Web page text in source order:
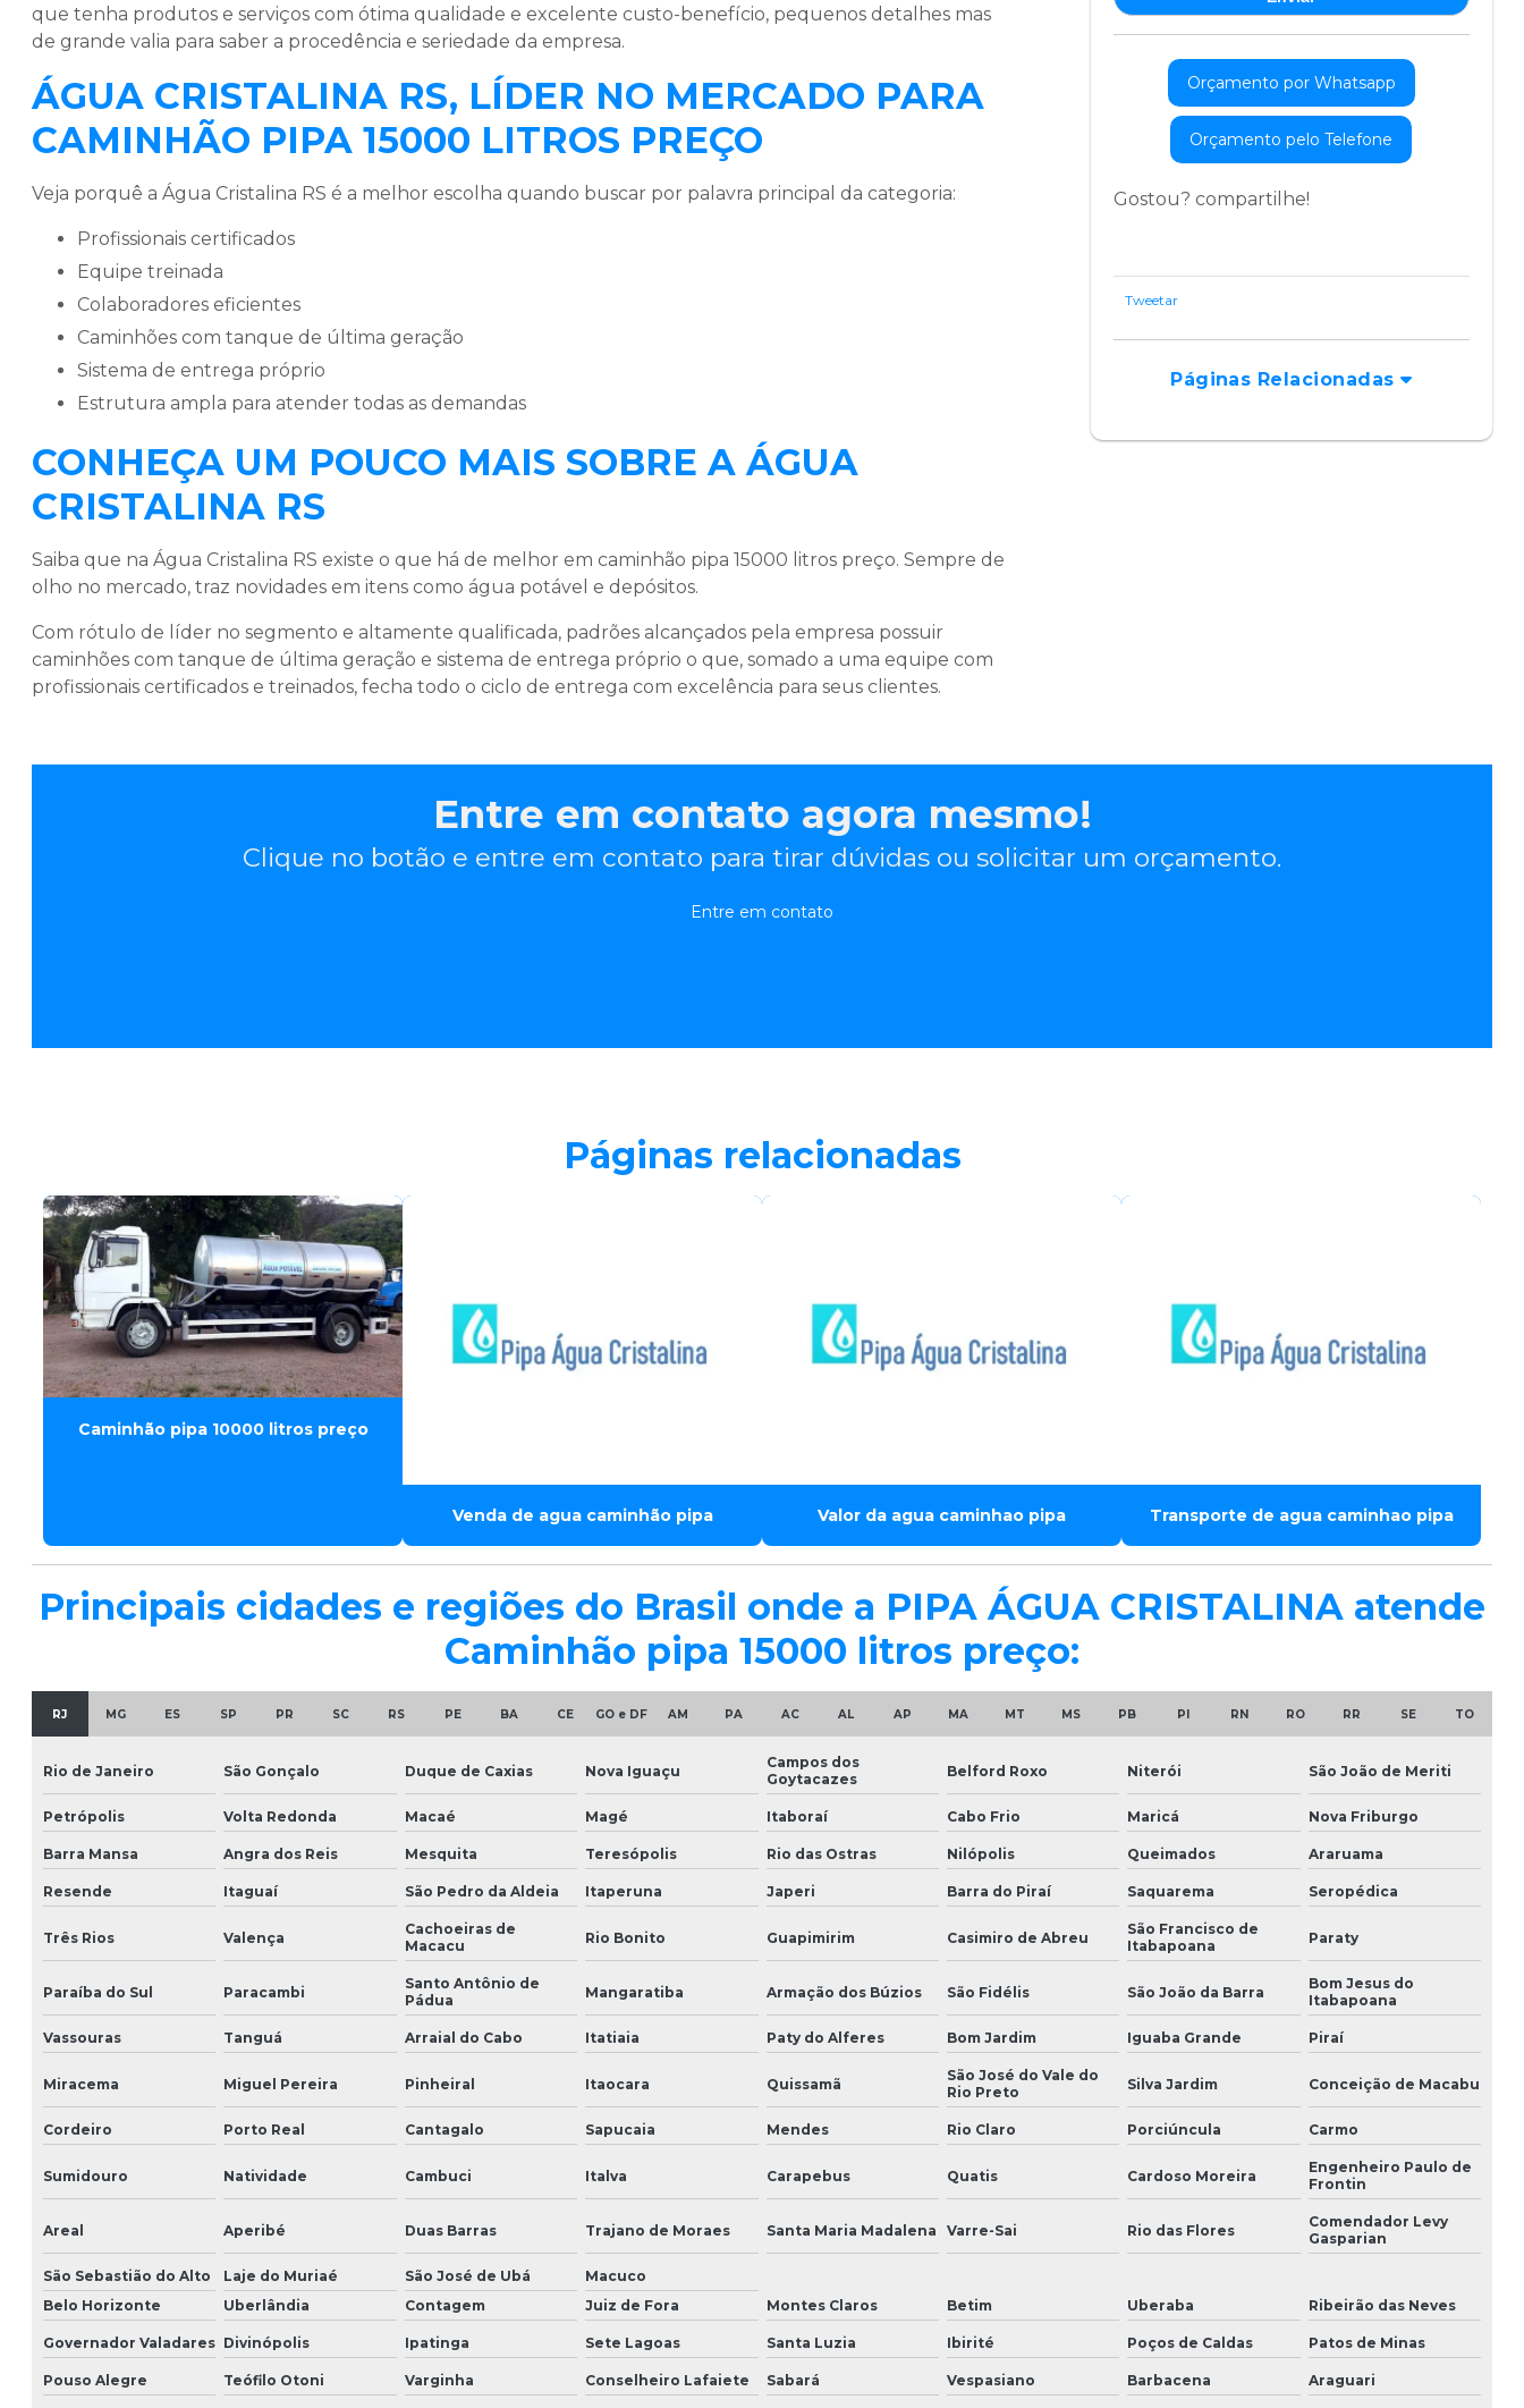
que tenha produtos e serviços com ótima qualidade e excelente custo-benefício, pequenos detalhes mas
de grande valia para saber a procedência e seriedade da empresa.
ÁGUA CRISTALINA RS, LÍDER NO MERCADO PARA
CAMINHÃO PIPA 15000 LITROS PREÇO
Veja porquê a Água Cristalina RS é a melhor escolha quando buscar por palavra principal da categoria:
profissionais certificados
equipe treinada
colaboradores eficientes
caminhões com tanque de última geração
sistema de entrega próprio
estrutura ampla para atender todas as demandas
CONHEÇA UM POUCO MAIS SOBRE A ÁGUA
CRISTALINA RS
Saiba que na Água Cristalina RS existe o que há de melhor em caminhão pipa 15000 litros preço. Sempre de
olho no mercado, traz novidades em itens como água potável e depósitos.
Com rótulo de líder no segmento e altamente qualificada, padrões alcançados pela empresa possuir
caminhões com tanque de última geração e sistema de entrega próprio o que, somado a uma equipe com
profissionais certificados e treinados, fecha todo o ciclo de entrega com excelência para seus clientes.
Orçamento por Whatsapp
Orçamento pelo Telefone
Gostou? compartilhe!
Tweetar
Páginas Relacionadas
Entre em contato agora mesmo!
Clique no botão e entre em contato para tirar dúvidas ou solicitar um orçamento.
Entre em contato
Páginas relacionadas
Caminhão pipa 10000 litros preço
Venda de agua caminhão pipa Valor da agua caminhao pipa Transporte de agua caminhao pipa
Principais cidades e regiões do Brasil onde a PIPA ÁGUA CRISTALINA atende
Caminhão pipa 15000 litros preço:
RJ MG ES SP PR SC RS PE BA CE GO e DF AM PA AC AL AP MA MT MS PB PI RN RO RR SE TO
Rio de Janeiro São Gonçalo Duque de Caxias Nova Iguaçu
Campos dos
Goytacazes
Belford Roxo Niterói São João de Meriti
Petrópolis Volta Redonda Macaé Magé Itaboraí Cabo Frio Maricá Nova Friburgo
Barra Mansa Angra dos Reis Mesquita Teresópolis Rio das Ostras Nilópolis Queimados Araruama
Resende Itaguaí São Pedro da Aldeia Itaperuna Japeri Barra do Piraí Saquarema Seropédica
Três Rios Valença
Cachoeiras de
Macacu
Rio Bonito Guapimirim Casimiro de Abreu
São Francisco de
Itabapoana
Paraty
Paraíba do Sul Paracambi
Santo Antônio de
Pádua
Mangaratiba Armação dos Búzios São Fidélis São João da Barra
Bom Jesus do
Itabapoana
Vassouras Tanguá Arraial do Cabo Itatiaia Paty do Alferes Bom Jardim Iguaba Grande Piraí
Miracema Miguel Pereira Pinheiral Itaocara Quissamã
São José do Vale do
Rio Preto
Silva Jardim Conceição de Macabu
Cordeiro Porto Real Cantagalo Sapucaia Mendes Rio Claro Porciúncula Carmo
Sumidouro Natividade Cambuci Italva Carapebus Quatis Cardoso Moreira
Engenheiro Paulo de
Frontin
Areal Aperibé Duas Barras Trajano de Moraes Santa Maria Madalena Varre-Sai Rio das Flores
Comendador Levy
Gasparian
São Sebastião do Alto Laje do Muriaé São José de Ubá
Macuco
Belo Horizonte
Uberlândia Contagem Juiz de Fora Montes Claros Betim Uberaba Ribeirão das Neves
Governador Valadares Divinópolis Ipatinga Sete Lagoas Santa Luzia Ibirité Poços de Caldas Patos de Minas
Pouso Alegre Teófilo Otoni Varginha Conselheiro Lafaiete Sabará Vespasiano Barbacena Araguari